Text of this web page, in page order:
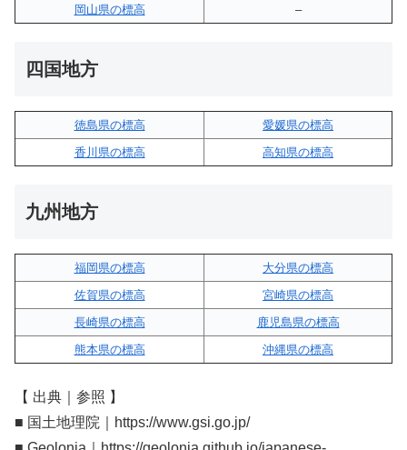
岡山県の標高
–
四国地方
徳島県の標高
愛媛県の標高
香川県の標高
高知県の標高
九州地方
福岡県の標高
大分県の標高
佐賀県の標高
宮崎県の標高
長崎県の標高
鹿児島県の標高
熊本県の標高
沖縄県の標高
【 出典｜参照 】
■ 国土地理院｜https://www.gsi.go.jp/